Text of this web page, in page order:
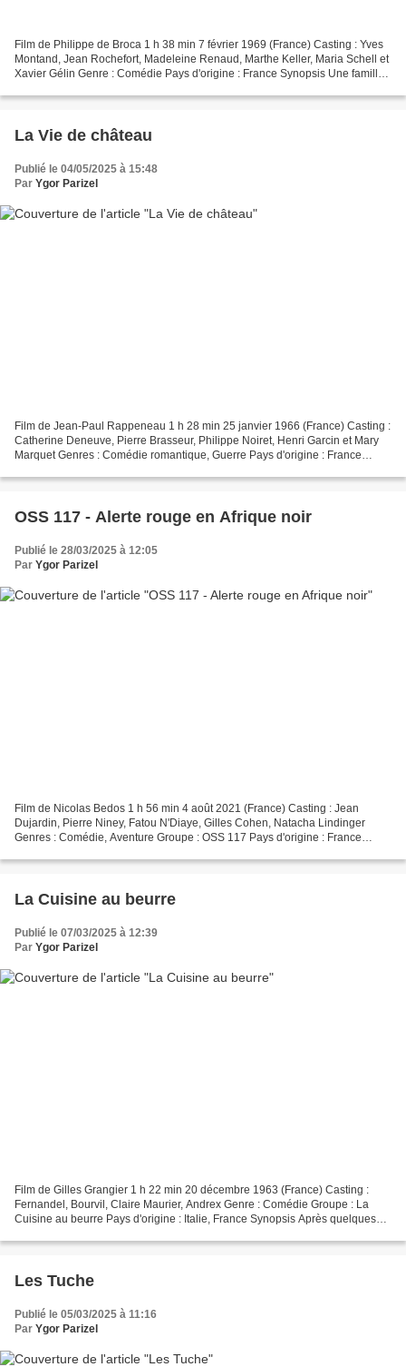
Film de Philippe de Broca 1 h 38 min 7 février 1969 (France) Casting : Yves
Montand, Jean Rochefort, Madeleine Renaud, Marthe Keller, Maria Schell et
Xavier Gélin Genre : Comédie Pays d'origine : France Synopsis Une famille
La Vie de château
Publié le 04/05/2025 à 15:48
Par Ygor Parizel
Film de Jean-Paul Rappeneau 1 h 28 min 25 janvier 1966 (France) Casting :
Catherine Deneuve, Pierre Brasseur, Philippe Noiret, Henri Garcin et Mary
Marquet Genres : Comédie romantique, Guerre Pays d'origine : France
OSS 117 - Alerte rouge en Afrique noir
Publié le 28/03/2025 à 12:05
Par Ygor Parizel
Film de Nicolas Bedos 1 h 56 min 4 août 2021 (France) Casting : Jean
Dujardin, Pierre Niney, Fatou N'Diaye, Gilles Cohen, Natacha Lindinger
Genres : Comédie, Aventure Groupe : OSS 117 Pays d'origine : France
La Cuisine au beurre
Publié le 07/03/2025 à 12:39
Par Ygor Parizel
Film de Gilles Grangier 1 h 22 min 20 décembre 1963 (France) Casting :
Fernandel, Bourvil, Claire Maurier, Andrex Genre : Comédie Groupe : La
Cuisine au beurre Pays d'origine : Italie, France Synopsis Après quelques
Les Tuche
Publié le 05/03/2025 à 11:16
Par Ygor Parizel